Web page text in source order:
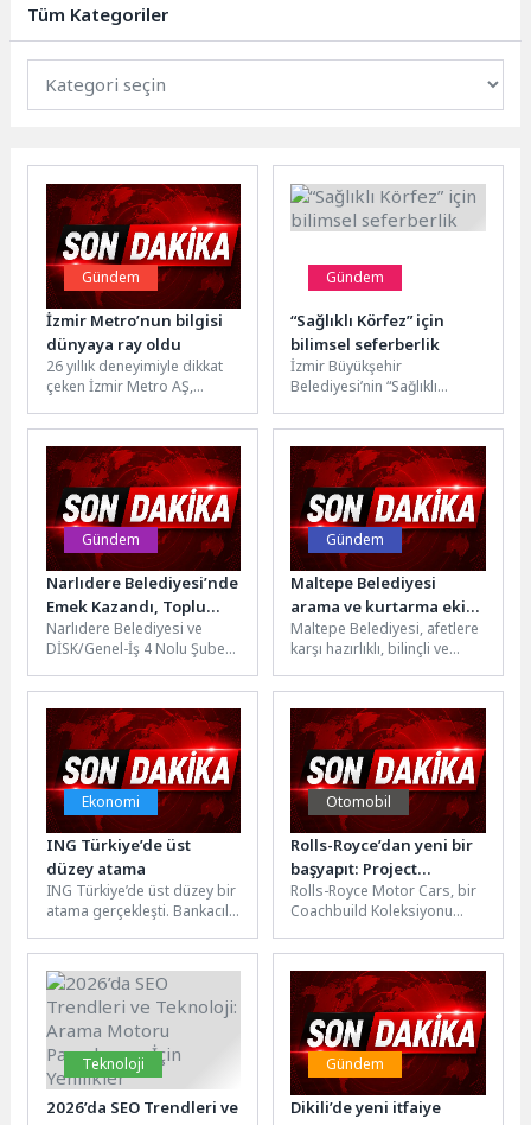
dev...
Tüm Kategoriler
Gündem
İzmir Metro’nun bilgisi
dünyaya ray oldu
26 yıllık deneyimiyle dikkat
çeken İzmir Metro AŞ,
uzanan raylı sistem
projelerine teknik...
Gündem
“Sağlıklı Körfez” için
bilimsel seferberlik
İzmir Büyükşehir
Belediyesi’nin “Sağlıklı
Havagazı Fabrikası’nda
düzenlediği uluslararası
konferans başladı. Zararlı
alg...
Gündem
Narlıdere Belediyesi’nde
Emek Kazandı, Toplu
Sözleşmede İmzalar
Atıldı
Narlıdere Belediyesi ve
DİSK/Genel-İş 4 Nolu Şube
kapsayan Toplu İş
Sözleşmesi görüşmeleri...
Gündem
Maltepe Belediyesi
arama ve kurtarma ekibi
gönüllülerini arıyor
Maltepe Belediyesi, afetlere
karşı hazırlıklı, bilinçli ve
hedefi doğrultusunda
Maltepe Belediyesi...
Ekonomi
ING Türkiye’de üst
düzey atama
ING Türkiye’de üst düzey bir
atama gerçekleşti. Bankacılık
deneyime sahip olan
ve Tüzel...
Otomobil
Rolls-Royce’dan yeni bir
başyapıt: Project
Nightingale sahneye
çıkıyor
Rolls-Royce Motor Cars, bir
Coachbuild Koleksiyonu
sunuyor. Adını Fransızca’da
“bülbül” anlamına gelen...
Teknoloji
2026’da SEO Trendleri ve
Gündem
Dikili’de yeni itfaiye